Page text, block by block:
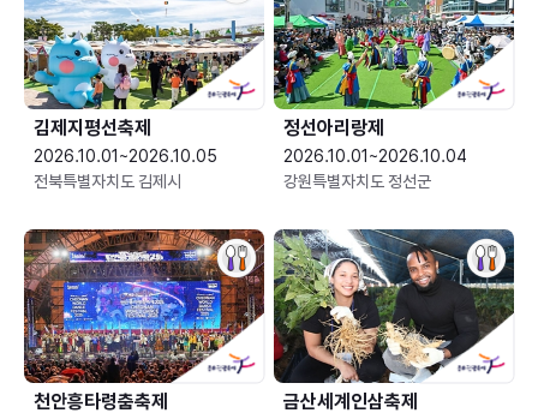
김제지평선축제
2026.10.01~2026.10.05
전북특별자치도 김제시
정선아리랑제
2026.10.01~2026.10.04
강원특별자치도 정선군
천안흥타령춤축제 금산세계인삼축제